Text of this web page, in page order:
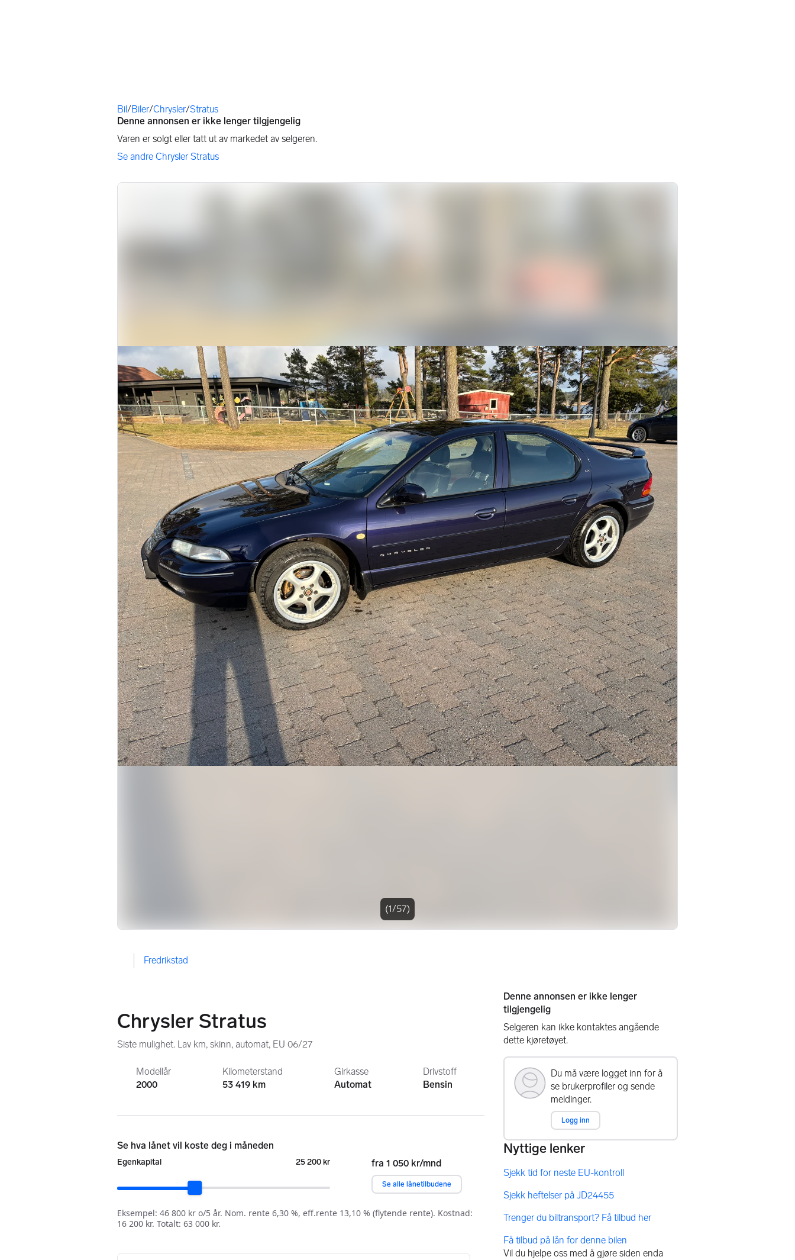
Du er her
Bil/Biler/Chrysler/Stratus
Bildegalleri
(1/57)
Fredrikstad
Chrysler Stratus
Siste mulighet. Lav km, skinn, automat, EU 06/27
Modellår
2000
Kilometerstand
53 419 km
Girkasse
Automat
Drivstoff
Bensin
Få tilbud på lån for denne bilen
Vil du hjelpe oss med å gjøre siden enda